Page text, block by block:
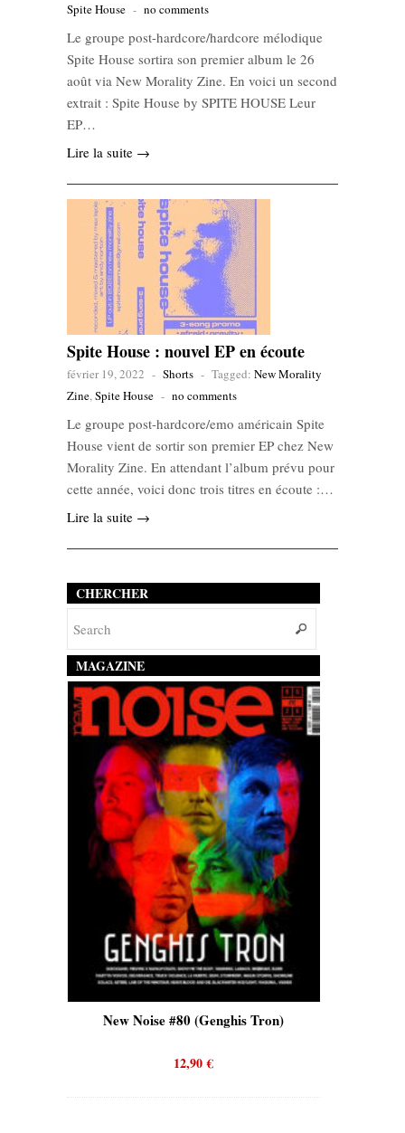
Spite House - no comments
Le groupe post-hardcore/hardcore mélodique
Spite House sortira son premier album le 26
août via New Morality Zine. En voici un second
extrait : Spite House by SPITE HOUSE Leur
EP…
Lire la suite →
Spite House : nouvel EP en écoute
février 19, 2022 - Shorts - Tagged: New Morality
Zine,Spite House - no comments
Le groupe post-hardcore/emo américain Spite
House vient de sortir son premier EP chez New
Morality Zine. En attendant l’album prévu pour
cette année, voici donc trois titres en écoute :…
Lire la suite →
CHERCHER
MAGAZINE
New Noise #80 (Genghis Tron)